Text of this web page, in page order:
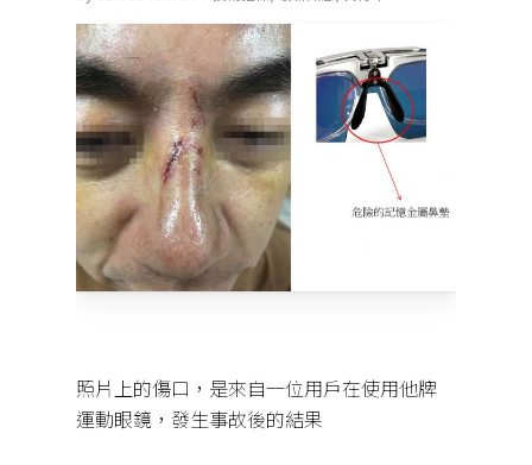
照片上的傷口，是來自一位用戶在使用他牌
運動眼鏡，發生事故後的結果